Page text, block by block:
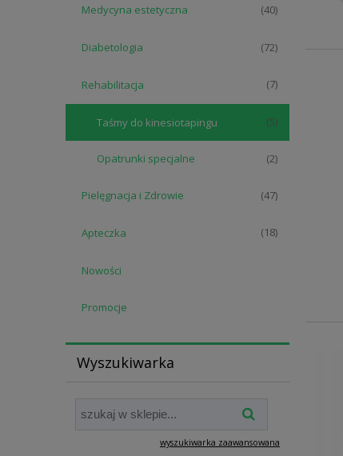
Medycyna estetyczna (40)
Diabetologia (72)
Rehabilitacja (7)
Taśmy do kinesiotapingu (5)
Opatrunki specjalne (2)
Pielęgnacja i Zdrowie (47)
Apteczka (18)
Nowości
Promocje
Wyszukiwarka
wyszukiwarka zaawansowana